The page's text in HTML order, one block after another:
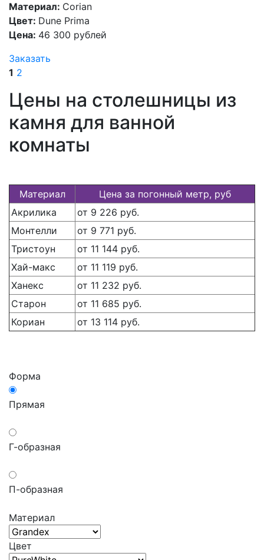
Материал: Corian
Цвет: Dune Prima
Цена: 46 300 рублей
Заказать
1 2
Цены на столешницы из
камня для ванной
комнаты
Материал
Цена за погонный метр, руб
Акрилика
от 9 226 руб.
Монтелли
от 9 771 руб.
Тристоун
от 11 144 руб.
Хай-макс
от 11 119 руб.
Ханекс
от 11 232 руб.
Старон
от 11 685 руб.
Кориан
от 13 114 руб.
Форма
Прямая
Г-образная
П-образная
Материал
Цвет